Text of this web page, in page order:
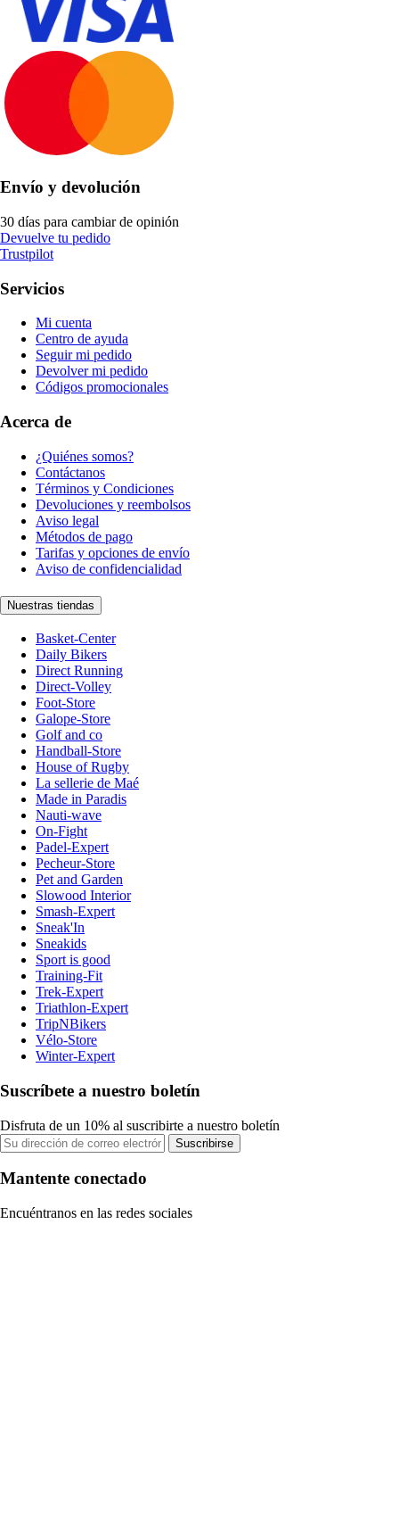
Envío y devolución
30 días para cambiar de opinión
Devuelve tu pedido
Trustpilot
Servicios
Mi cuenta
Centro de ayuda
Seguir mi pedido
Devolver mi pedido
Códigos promocionales
Acerca de
¿Quiénes somos?
Contáctanos
Términos y Condiciones
Devoluciones y reembolsos
Aviso legal
Métodos de pago
Tarifas y opciones de envío
Aviso de confidencialidad
Nuestras tiendas
Basket-Center
Daily Bikers
Direct Running
Direct-Volley
Foot-Store
Galope-Store
Golf and co
Handball-Store
House of Rugby
La sellerie de Maé
Made in Paradis
Nauti-wave
On-Fight
Padel-Expert
Pecheur-Store
Pet and Garden
Slowood Interior
Smash-Expert
Sneak'In
Sneakids
Sport is good
Training-Fit
Trek-Expert
Triathlon-Expert
TripNBikers
Vélo-Store
Winter-Expert
Suscríbete a nuestro boletín
Disfruta de un 10% al suscribirte a nuestro boletín
Suscribirse
Mantente conectado
Encuéntranos en las redes sociales